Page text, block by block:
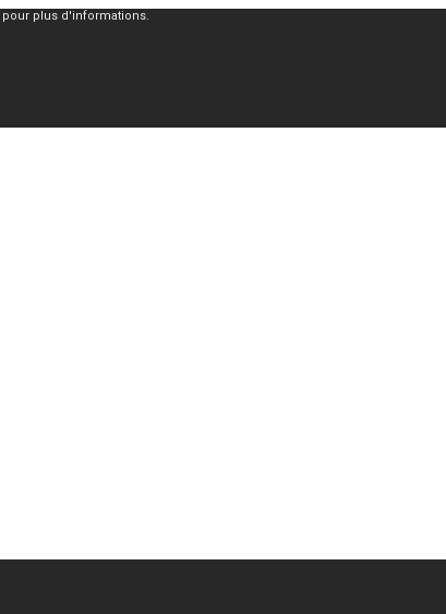
pour plus d'informations.